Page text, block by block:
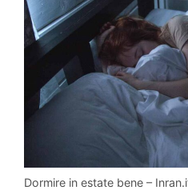
Dormire in estate bene –